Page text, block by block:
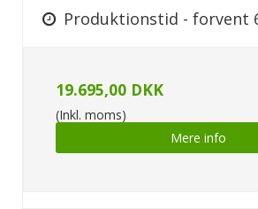
Produktionstid - forvent
19.695,00 DKK
(Inkl. moms)
Mere info